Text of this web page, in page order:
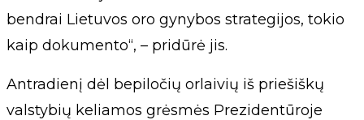
bendrai Lietuvos oro gynybos strategijos, tokio
kaip dokumento“, – pridūrė jis.
Antradienį dėl bepiločių orlaivių iš priešiškų
valstybių keliamos grėsmės Prezidentūroje